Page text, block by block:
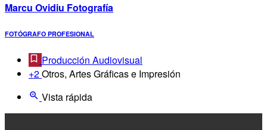
Marcu Ovidiu Fotografía
FOTÓGRAFO PROFESIONAL
Producción Audiovisual
+2Otros, Artes Gráficas e Impresión
Vista rápida